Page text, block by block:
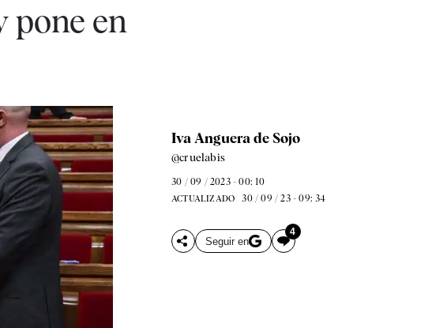
pone en
Iva Anguera de Sojo
@cruelabis
30 / 09 / 2023 - 00: 10
ACTUALIZADO 30 / 09 / 23 - 09: 34
Seguir en
4